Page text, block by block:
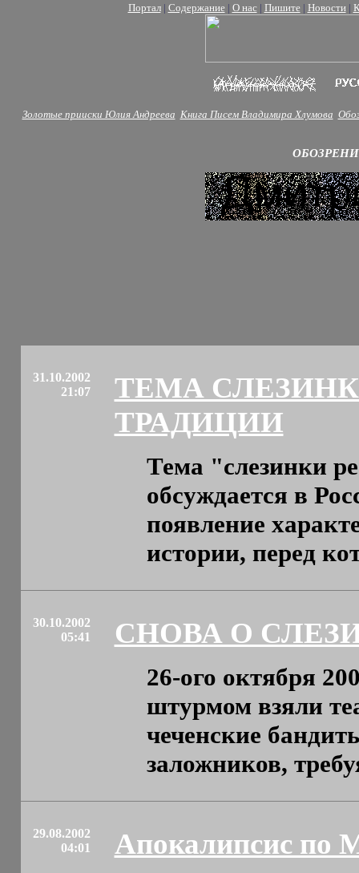
Портал| Содержание| О нас | Пишите| Новости|
Золотые прииски Юлия Андреева Книга Писем Владимира Хлумова
31.10.2002
21:07
ТЕМА
ТРАДИЦИИ
Тема "слезинки
обсуждается в
появление
истории, перед
30.10.2002
05:41
СНОВА О
26-ого октября
штурмом взяли
чеченские
заложников,
29.08.2002
04:01
Апокалипсис по